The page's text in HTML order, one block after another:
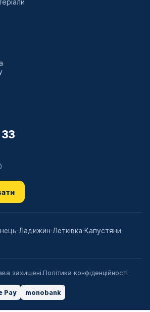
33
·Ладижин·Летківка·Капустяни·
захищені.Політика конфіденційності
Pay monobank